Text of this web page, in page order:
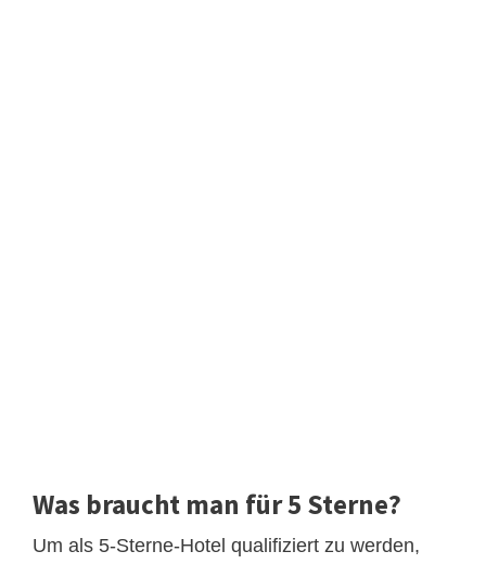
Was braucht man für 5 Sterne?
Um als 5-Sterne-Hotel qualifiziert zu werden,